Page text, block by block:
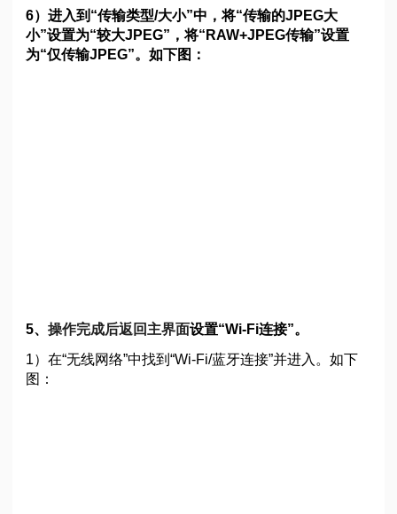
6）进入到“传输类型/大小”中，将“传输的JPEG大
小”设置为“较大JPEG”，将“RAW+JPEG传输”设置
为“仅传输JPEG”。如下图：
5、 操作完成后返回主界面设置“Wi-Fi连接”。
1）在“无线网络”中找到“Wi-Fi/蓝牙连接”并进入。如下
图：